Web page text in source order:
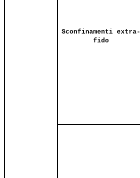
Sconfinamenti extra-
fido